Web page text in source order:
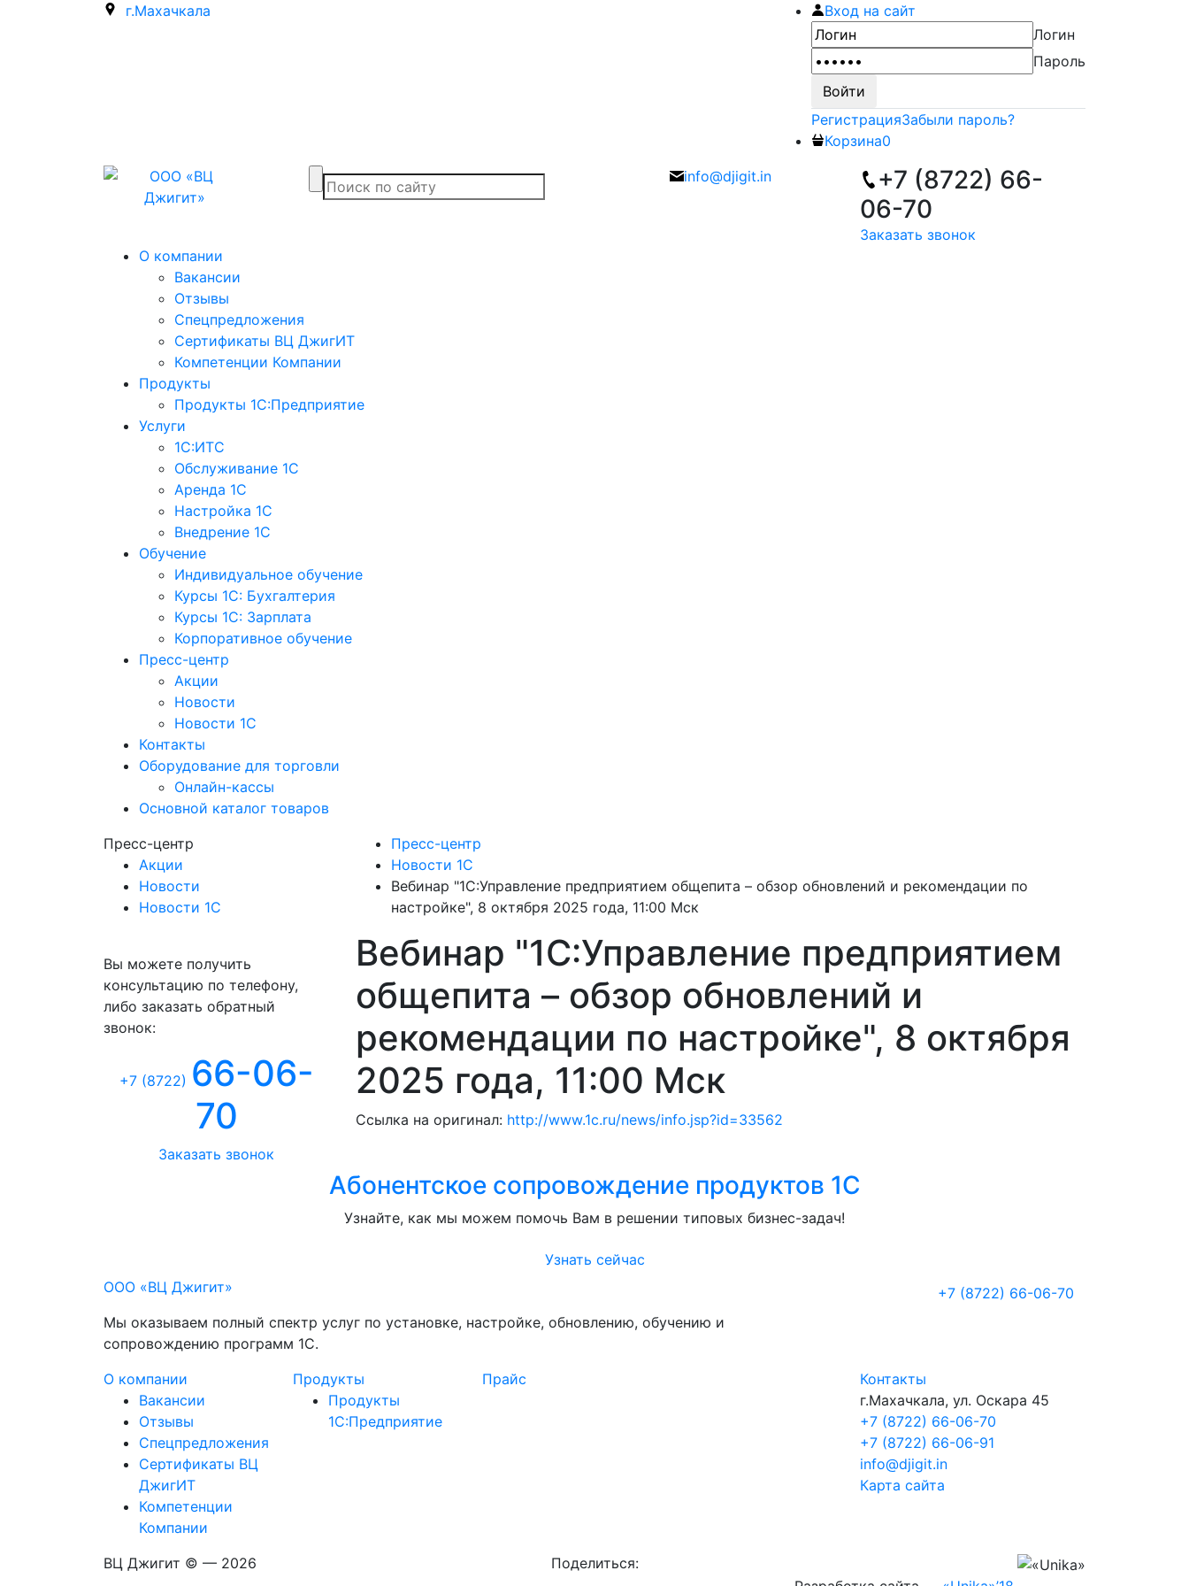
г.Махачкала
Вход на сайт
Логин
Пароль
РегистрацияЗабыли пароль?
Корзина0
info@djigit.in
+7 (8722) 66-
06-70
Заказать звонок
О компании
Вакансии
Отзывы
Спецпредложения
Сертификаты ВЦ ДжигИТ
Компетенции Компании
Продукты
Продукты 1С:Предприятие
Услуги
1С:ИТС
Обслуживание 1С
Аренда 1С
Настройка 1С
Внедрение 1С
Обучение
Индивидуальное обучение
Курсы 1С: Бухгалтерия
Курсы 1С: Зарплата
Корпоративное обучение
Пресс-центр
Акции
Новости
Новости 1С
Контакты
Оборудование для торговли
Онлайн-кассы
Основной каталог товаров
Пресс-центр
Акции
Новости
Новости 1С
Вы можете получить
консультацию по телефону,
либо заказать обратный
звонок:
+7 (8722) 66-06-
70
Заказать звонок
Пресс-центр
Новости 1С
Вебинар "1С:Управление предприятием общепита – обзор обновлений и рекомендации по
настройке", 8 октября 2025 года, 11:00 Мск
Вебинар "1С:Управление предприятием
общепита – обзор обновлений и
рекомендации по настройке", 8 октября
2025 года, 11:00 Мск
Ссылка на оригинал: http://www.1c.ru/news/info.jsp?id=33562
Абонентское сопровождение продуктов 1C
Узнайте, как мы можем помочь Вам в решении типовых бизнес-задач!
Узнать сейчас
ООО «ВЦ Джигит»
Мы оказываем полный спектр услуг по установке, настройке, обновлению, обучению и
сопровождению программ 1С.
+7 (8722) 66-06-70
О компании
Вакансии
Отзывы
Спецпредложения
Сертификаты ВЦ
ДжигИТ
Компетенции
Компании
Продукты
Продукты
1С:Предприятие
Прайс
Контакты
г.Махачкала, ул. Оскара 45
+7 (8722) 66-06-70
+7 (8722) 66-06-91
info@djigit.in
Карта сайта
ВЦ Джигит © — 2026
Поделиться: